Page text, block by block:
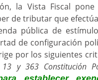
la Vista Fiscal
de tributar que
pública de
de configuración
por los siguientes
y 363 Constitución